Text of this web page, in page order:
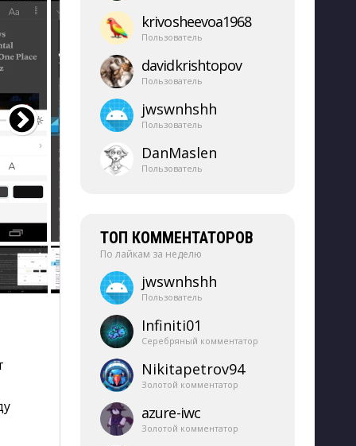
krivosheevoa1968
Пользователь
davidkrishtopov
Пользователь
jwswnhshh
Пользователь
DanMaslen
Пользователь
ТОП КОММЕНТАТОРОВ
По лайкам за неделю
jwswnhshh
Пользователь
Infiniti01
Серебряный комментатор
Nikitapetrov94
Золотой комментатор
azure-​iwc
Золотой комментатор